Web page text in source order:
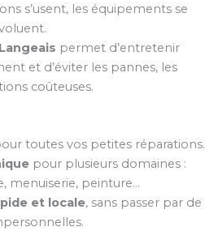
s’usent, les équipements se
permet d’entretenir
et d’éviter les pannes, les
coûteuses.
toutes vos petites réparations.
pour plusieurs domaines :
menuiserie, peinture…
et locale, sans passer par de